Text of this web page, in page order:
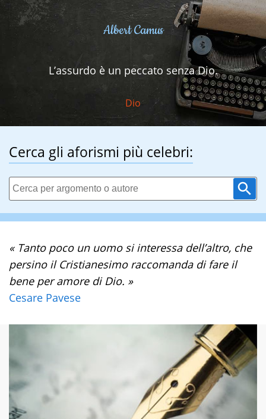
Albert Camus
L’assurdo è un peccato senza Dio.
Dio
Cerca gli aforismi più celebri:
« Tanto poco un uomo si interessa dell’altro, che
persino il Cristianesimo raccomanda di fare il
bene per amore di Dio. »
Cesare Pavese